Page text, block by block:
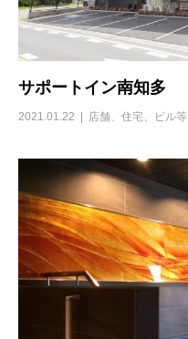
サポートイン南知多
2021.01.22 店舗、住宅、ビル等